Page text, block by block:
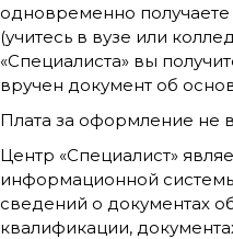
одновременно
(учитесь в вузе или
«Специалиста» вы
вручен документ об
Плата за оформление не
Центр «Специалист»
информационной
сведений о документах
квалификации,